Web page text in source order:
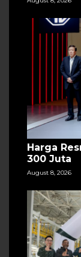
Harga
300 Juta
August 8, 2026